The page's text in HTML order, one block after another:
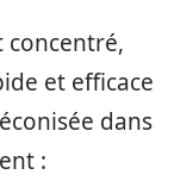
et efficace
dans
: